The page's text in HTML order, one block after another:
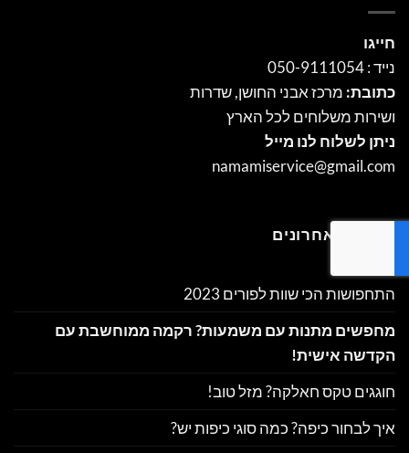
חייגו
נייד : 050-9111054
כתובת:מרכז אבני החושן, שדרות
ושירות משלוחים לכל הארץ
ניתן לשלוח לנו מייל
namamiservice@gmail.com
פוסטים אחרונים
התחפושות הכי שוות לפורים 2023
מחפשים מתנות עם משמעות? רקמה ממוחשבת עם
הקדשה אישית!
חוגגים טקס חאלקה? מזל טוב!
איך לבחור כיפה? כמה סוגי כיפות יש?